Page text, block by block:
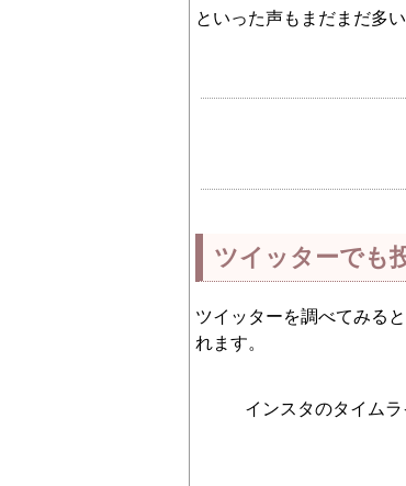
といった声もまだまだ多
ツイッターでも
ツイッターを調べてみる
れます。
インスタのタイム